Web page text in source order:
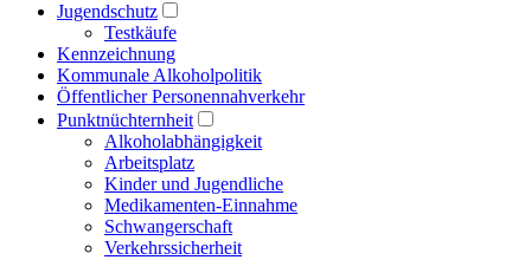
Jugendschutz
Testkäufe
Kennzeichnung
Kommunale Alkoholpolitik
Öffentlicher Personennahverkehr
Punktnüchternheit
Alkoholabhängigkeit
Arbeitsplatz
Kinder und Jugendliche
Medikamenten-Einnahme
Schwangerschaft
Verkehrssicherheit